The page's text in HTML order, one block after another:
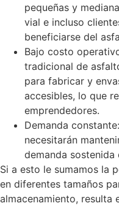
pequeñas y
vial e incluso
beneficiarse del
Bajo costo
tradicional de
para fabricar y
accesibles, lo que
emprendedores.
Demanda
necesitarán
demanda sostenida
Si a esto le sumamos la
en diferentes tamaños
almacenamiento, resulta